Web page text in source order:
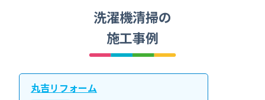
洗濯機清掃の
施工事例
丸吉リフォーム